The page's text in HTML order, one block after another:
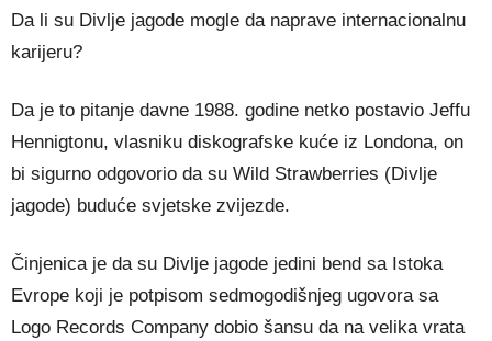
Da li su Divlje jagode mogle da naprave internacionalnu
karijeru?
Da je to pitanje davne 1988. godine netko postavio Jeffu
Hennigtonu, vlasniku diskografske kuće iz Londona, on
bi sigurno odgovorio da su Wild Strawberries (Divlje
jagode) buduće svjetske zvijezde.
Činjenica je da su Divlje jagode jedini bend sa Istoka
Evrope koji je potpisom sedmogodišnjeg ugovora sa
Logo Records Company dobio šansu da na velika vrata